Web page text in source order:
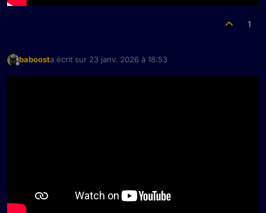
1
Hors-ligne
baboosta écrit sur 23 janv. 2026 à 18:53
dernière édition par